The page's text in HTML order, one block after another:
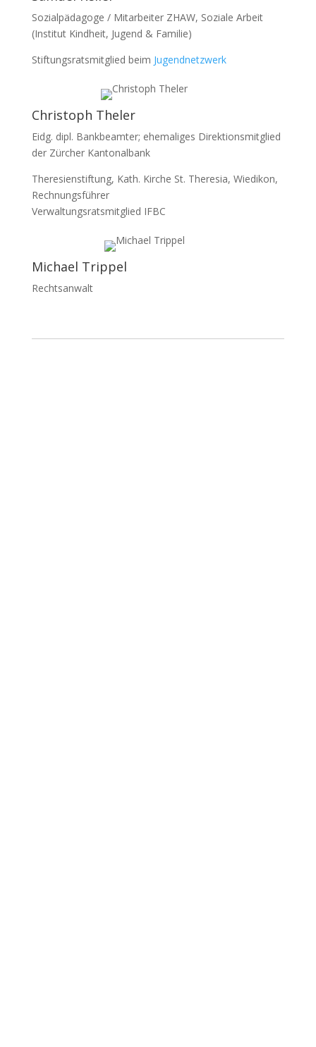
Sozialpädagoge / Mitarbeiter ZHAW, Soziale Arbeit
(Institut Kindheit, Jugend & Familie)
Stiftungsratsmitglied beim Jugendnetzwerk
Christoph Theler
Eidg. dipl. Bankbeamter; ehemaliges Direktionsmitglied
der Zürcher Kantonalbank
Theresienstiftung, Kath. Kirche St. Theresia, Wiedikon,
Rechnungsführer
Verwaltungsratsmitglied IFBC
Michael Trippel
Rechtsanwalt